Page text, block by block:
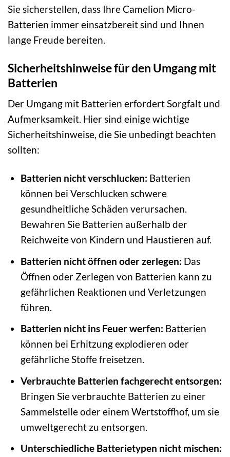
Sie sicherstellen, dass Ihre Camelion Micro-
Batterien immer einsatzbereit sind und Ihnen
lange Freude bereiten.
Sicherheitshinweise für den Umgang mit
Batterien
Der Umgang mit Batterien erfordert Sorgfalt und
Aufmerksamkeit. Hier sind einige wichtige
Sicherheitshinweise, die Sie unbedingt beachten
sollten:
Batterien nicht verschlucken: Batterien
können bei Verschlucken schwere
gesundheitliche Schäden verursachen.
Bewahren Sie Batterien außerhalb der
Reichweite von Kindern und Haustieren auf.
Batterien nicht öffnen oder zerlegen: Das
Öffnen oder Zerlegen von Batterien kann zu
gefährlichen Reaktionen und Verletzungen
führen.
Batterien nicht ins Feuer werfen: Batterien
können bei Erhitzung explodieren oder
gefährliche Stoffe freisetzen.
Verbrauchte Batterien fachgerecht entsorgen:
Bringen Sie verbrauchte Batterien zu einer
Sammelstelle oder einem Wertstoffhof, um sie
umweltgerecht zu entsorgen.
Unterschiedliche Batterietypen nicht mischen: